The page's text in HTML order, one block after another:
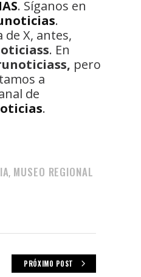
. Síganos en
.
X, antes,
. En
pero
a
de
.
, MUSEO REGIONAL
PRÓXIMO POST